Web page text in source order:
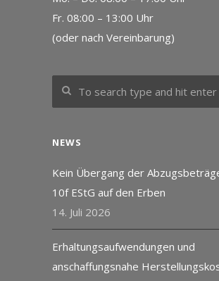
Fr. 08:00 – 13:00 Uhr
(oder nach Vereinbarung)
NEWS
Kein Übergang der
10f EStG auf den Erben
14. Juli 2026
Erhaltungsaufwendungen und
anschaffungsnahe